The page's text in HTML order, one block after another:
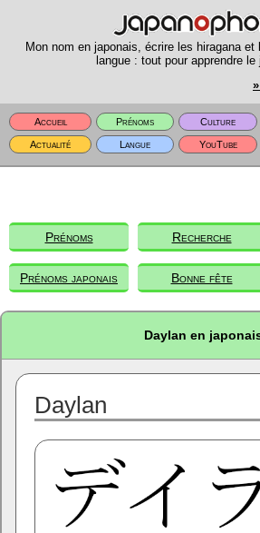
Mon nom en japonais, écrire les hiragana
langue : tout pour apprendre le
»
Accueil Prénoms Culture
Actualité
Langue YouTube
Prénoms Recherche
Prénoms japonais Bonne fête
Daylan en
Daylan